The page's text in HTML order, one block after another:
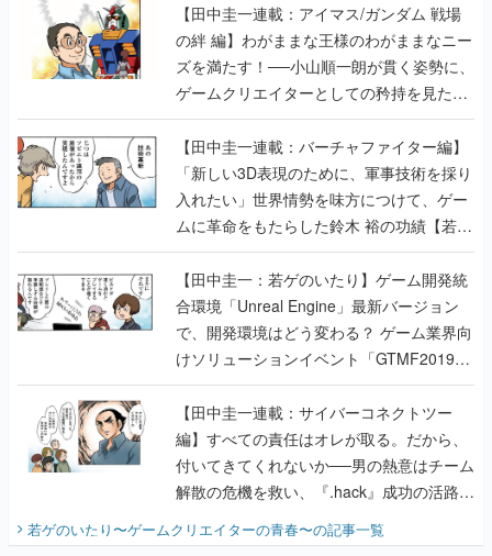
【田中圭一連載：アイマス/ガンダム 戦場
の絆 編】わがままな王様のわがままなニー
ズを満たす！──小山順一朗が貫く姿勢に、
ゲームクリエイターとしての矜持を見た
【若ゲのいたり最終回】
【田中圭一連載：バーチャファイター編】
「新しい3D表現のために、軍事技術を採り
入れたい」世界情勢を味方につけて、ゲー
ムに革命をもたらした鈴木 裕の功績【若ゲ
のいたり】
【田中圭一：若ゲのいたり】ゲーム開発統
合環境「Unreal Engine」最新バージョン
で、開発環境はどう変わる？ ゲーム業界向
けソリューションイベント「GTMF2019」
に行って、より理解を深めよう【PR】
【田中圭一連載：サイバーコネクトツー
編】すべての責任はオレが取る。だから、
付いてきてくれないか──男の熱意はチーム
解散の危機を救い、『.hack』成功の活路を
『少年ジャンプ』色だった【若ゲのいた
若ゲのいたり〜ゲームクリエイターの青春〜の記事一覧